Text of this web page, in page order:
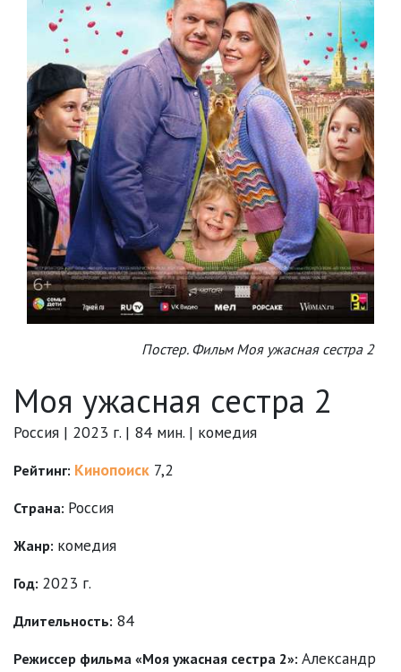
Постер. Фильм Моя ужасная сестра 2
Моя ужасная сестра 2
Россия | 2023 г. | 84 мин. | комедия
Рейтинг: Кинопоиск 7,2
Страна: Россия
Жанр: комедия
Год: 2023 г.
Длительность: 84
Режиссер фильма «Моя ужасная сестра 2»: Александр